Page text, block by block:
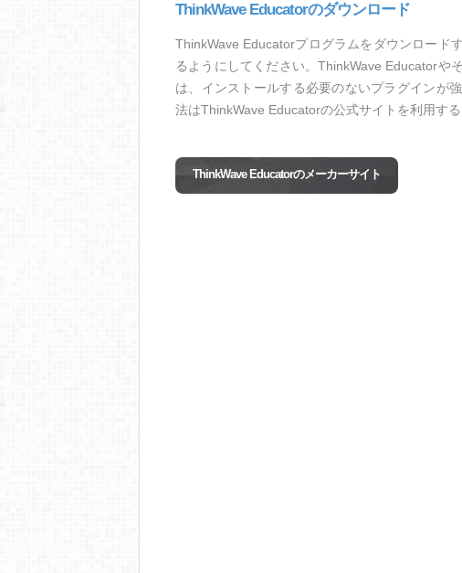
ThinkWave Educatorのダウンロード
ThinkWave Educatorプログラムをダウンロード
るようにしてください。ThinkWave Educatorや
は、インストールする必要のないプラグインが
法はThinkWave Educatorの公式サイトを利用す
ThinkWave Educatorのメーカーサイト